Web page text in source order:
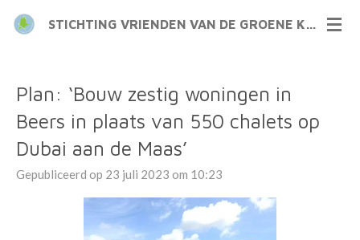
Ga
hoofdinhoud
STICHTING VRIENDEN VAN DE GROENE KRAAIJ
Plan: ‘Bouw zestig woningen in
Beers in plaats van 550 chalets op
Dubai aan de Maas’
Gepubliceerd op 23 juli 2023 om 10:23